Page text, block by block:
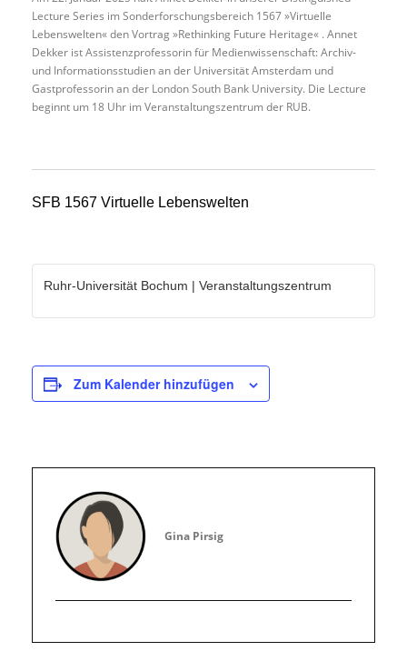
Lecture Series im Sonderforschungsbereich 1567 »Virtuelle
Lebenswelten« den Vortrag »Rethinking Future Heritage« . Annet
Dekker ist Assistenzprofessorin für Medienwissenschaft: Archiv-
und Informationsstudien an der Universität Amsterdam und
Gastprofessorin an der London South Bank University. Die Lecture
beginnt um 18 Uhr im Veranstaltungszentrum der RUB.
SFB 1567 Virtuelle Lebenswelten
Ruhr-Universität Bochum | Veranstaltungszentrum
Zum Kalender hinzufügen
Gina Pirsig